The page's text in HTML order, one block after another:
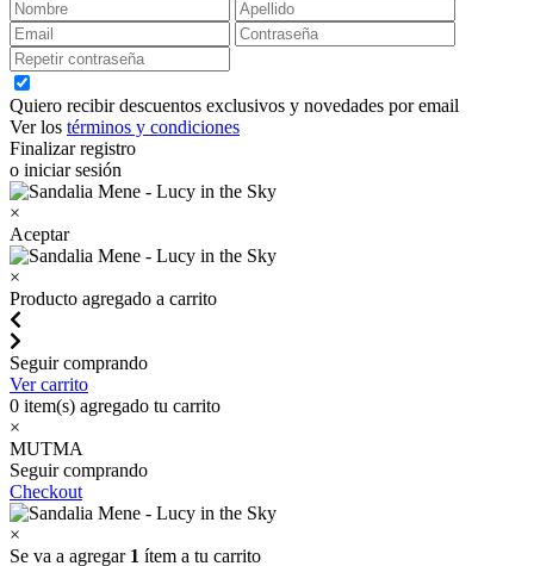
Quiero recibir descuentos exclusivos y novedades por email
Ver los términos y condiciones
Finalizar registro
o iniciar sesión
×
Aceptar
×
Producto agregado a carrito
Seguir comprando
Ver carrito
0 item(s) agregado tu carrito
×
MUTMA
Seguir comprando
Checkout
×
Se va a agregar 1 ítem a tu carrito